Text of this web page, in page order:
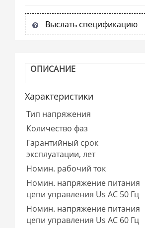
Выслать спецификацию
ОПИСАНИЕ
Характеристики
Тип напряжения
Количество фаз
Гарантийный срок
эксплуатации, лет
Номин. рабочий ток
Номин. напряжение питания
цепи управления Us AC 50 Гц
Номин. напряжение питания
цепи управления Us AC 60 Гц